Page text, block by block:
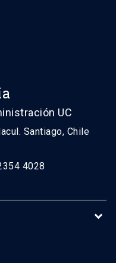
UC
Santiago, Chile
4028